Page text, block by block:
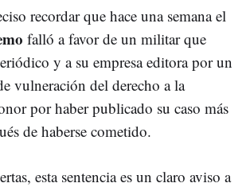
recordar que hace una semana el
falló a favor de un militar que
y a su empresa editora por un
vulneración del derecho a la
por haber publicado su caso más
de haberse cometido.
esta sentencia es un claro aviso a